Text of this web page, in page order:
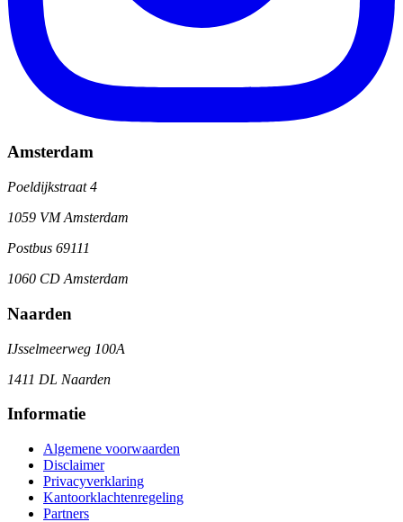
Amsterdam
Poeldijkstraat 4
1059 VM Amsterdam
Postbus 69111
1060 CD Amsterdam
Naarden
IJsselmeerweg 100A
1411 DL Naarden
Informatie
Algemene voorwaarden
Disclaimer
Privacyverklaring
Kantoorklachtenregeling
Partners